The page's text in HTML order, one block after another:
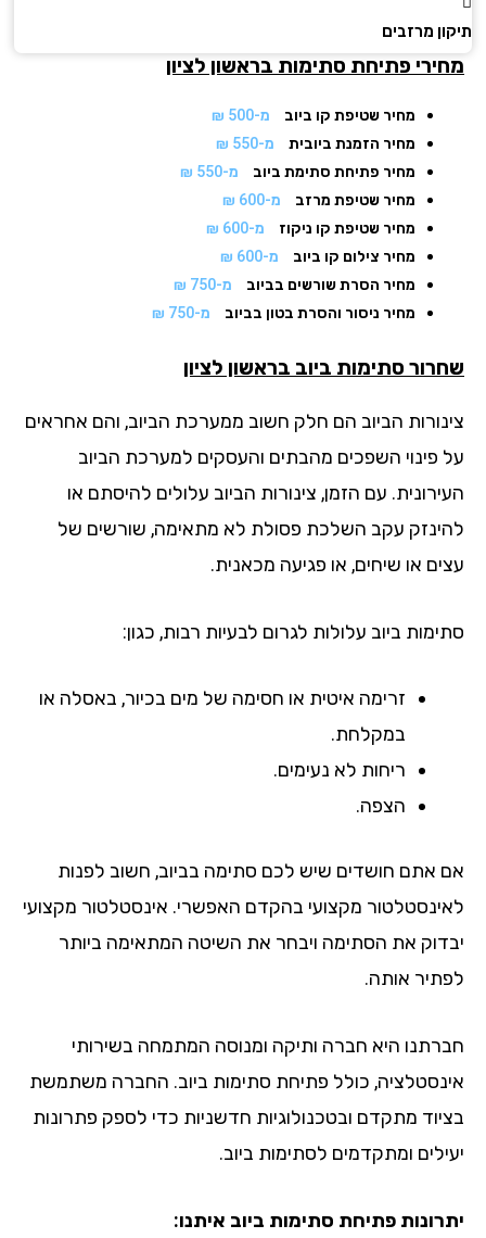
מרזבים
פתיחת סתימותבראשון לציון
מחיר שטיפת קו ביוב
מ-500 ₪
מחיר הזמנת ביובית
מ-550 ₪
מחיר פתיחת סתימת ביוב
מ-550 ₪
מחיר שטיפת מרזב
מ-600 ₪
מחיר שטיפת קו ניקוז
מ-600 ₪
מחיר צילום קו ביוב
מ-600 ₪
מחיר הסרת שורשים בביוב
מ-750 ₪
מחיר ניסור והסרת בטון בביוב
מ-750 ₪
סתימות ביובבראשון לציון
הביוב הם חלק חשוב ממערכת הביוב, והם אחראים
פינוי השפכים מהבתים והעסקים למערכת הביוב
עם הזמן, צינורות הביוב עלולים להיסתם או
עקב השלכת פסולת לא מתאימה, שורשים של
או שיחים, או פגיעה מכאנית.
ביוב עלולות לגרום לבעיות רבות, כגון:
זרימה איטית או חסימה של מים בכיור, באסלה או
במקלחת.
ריחות לא נעימים.
הצפה.
אתם חושדים שיש לכם סתימה בביוב, חשוב לפנות
מקצועי בהקדם האפשרי. אינסטלטור מקצועי
את הסתימה ויבחר את השיטה המתאימה ביותר
אותה.
היא חברה ותיקה ומנוסה המתמחה בשירותי
כולל פתיחת סתימות ביוב. החברה משתמשת
מתקדם ובטכנולוגיות חדשניות כדי לספק פתרונות
ומתקדמים לסתימות ביוב.
פתיחת סתימות ביוב איתנו: